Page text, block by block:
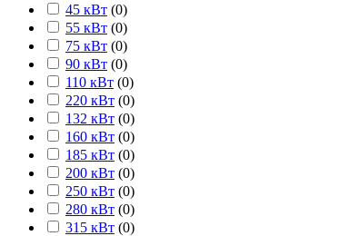
45 кВт (0)
55 кВт (0)
75 кВт (0)
90 кВт (0)
110 кВт (0)
220 кВт (0)
132 кВт (0)
160 кВт (0)
185 кВт (0)
200 кВт (0)
250 кВт (0)
280 кВт (0)
315 кВт (0)